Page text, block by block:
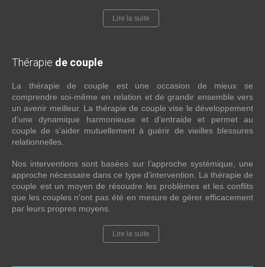
Lire la suite
Thérapie de couple
La thérapie de couple est une occasion de mieux se
comprendre soi-même en relation et de grandir ensemble vers
un avenir meilleur. La thérapie de couple vise le développement
d’une dynamique harmonieuse et d’entraide et permet au
couple de s’aider mutuellement à guérir de vieilles blessures
relationnelles.
Nos interventions sont basées sur l’approche systémique, une
approche nécessaire dans ce type d’intervention. La thérapie de
couple est un moyen de résoudre les problèmes et les conflits
que les couples n'ont pas été en mesure de gérer efficacement
par leurs propres moyens.
Lire la suite